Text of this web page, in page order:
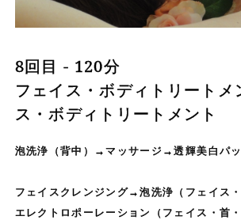
8回目 - 120分
フェイス・ボディトリートメ
ス・ボディトリートメント
泡洗浄（背中）→マッサージ→透輝美白パッ
フェイスクレンジング→泡洗浄（フェイス
エレクトロポーレーション（フェイス・首